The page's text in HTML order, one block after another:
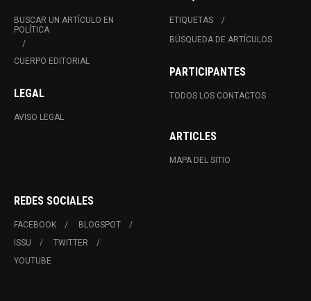
BUSCAR UN ARTÍCULO EN
POLÍTICA
CUERPO EDITORIAL
LEGAL
AVISO LEGAL
ETIQUETAS
BÚSQUEDA DE ARTÍCULOS
PARTICIPANTES
TODOS LOS CONTACTOS
ARTICLES
MAPA DEL SITIO
REDES SOCIALES
FACEBOOK
BLOGSPOT
ISSU
TWITTER
YOUTUBE